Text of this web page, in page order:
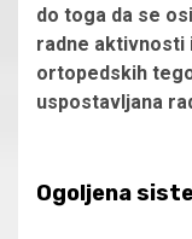
do toga da se
radne aktivnosti
ortopedskih
uspostavljana
Ogoljena